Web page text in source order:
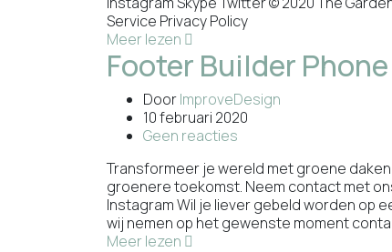
Service Privacy Policy
Meer lezen
Footer Builder Phone
DoorImproveDesign
10 februari 2020
Geen reacties
Transformeer je wereld met groene
groenere toekomst. Neem contact met
Instagram Wil je liever gebeld worden op
wij nemen op het gewenste moment
Meer lezen